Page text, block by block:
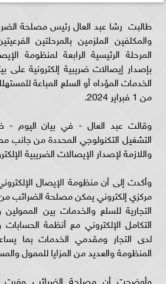
طالبت رشا عبد العال رئيس مصلحة
والمكلفين الملزمين بالمرحلتين
المرحلة الرئيسية الرابعة لمنظومة
بإصدار إيصالات ضريبية إلكترونية على
الخدمات المؤداه أو السلع المباعة
من 1 فبراير 2024.
وقالت عبد العال - في بيان اليوم -
التشغيل التكنولوجي المحددة من جانب
واللازمة لإصدار الإيصالات الضريبية
وأكدت إلى أن منظومة الإيصال
مركزي إلكتروني يمكن مصلحة الضرائب من
التجارية للسلع والخدمات بين
لدى التجار ومقدمي الخدمات بما
المنظومة والعديد من المزايا للممول
وأوضحت أن مصلحة الضرائب وفرت